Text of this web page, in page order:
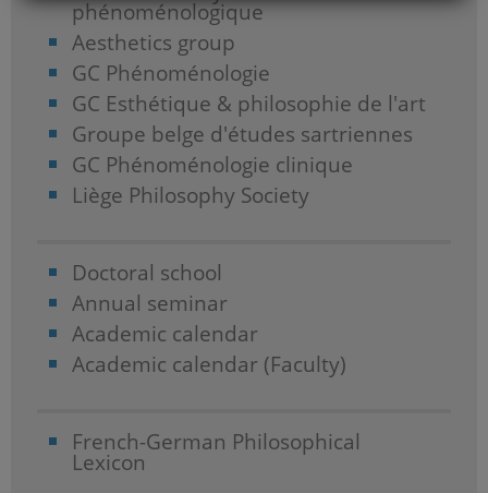
phénoménologique
Aesthetics group
GC Phénoménologie
GC Esthétique & philosophie de l'art
Groupe belge d'études sartriennes
GC Phénoménologie clinique
Liège Philosophy Society
Doctoral school
Annual seminar
Academic calendar
Academic calendar (Faculty)
French-German Philosophical
Lexicon